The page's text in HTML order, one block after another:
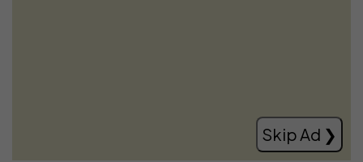
Skip Ad ❯